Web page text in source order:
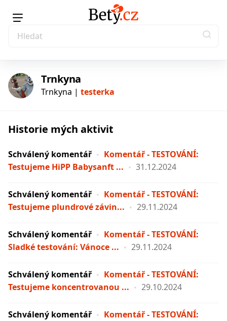
testerka
Trnkyna
Trnkyna | testerka
Historie mých aktivit
Schválený komentář
Komentář - TESTOVÁNÍ:
Testujeme HiPP Babysanft ...
31.12.2024
Schválený komentář
Komentář - TESTOVÁNÍ:
Testujeme plundrové závin...
29.11.2024
Schválený komentář
Komentář - TESTOVÁNÍ:
Sladké testování: Vánoce ...
29.11.2024
Schválený komentář
Komentář - TESTOVÁNÍ:
Testujeme koncentrovanou ...
29.10.2024
Schválený komentář
Komentář - TESTOVÁNÍ: